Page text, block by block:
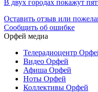
В двух городах покажут
Оставить отзыв или
Сообщить об ошибке
Орфей медиа
Телерадиоцентр
Видео Орфей
Афиша Орфей
Ноты Орфей
Коллективы Орфей